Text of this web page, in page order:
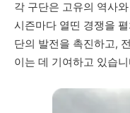
각 구단은 고유의 역사
시즌마다 열띤 경쟁을
단의 발전을 촉진하고,
이는 데 기여하고 있습